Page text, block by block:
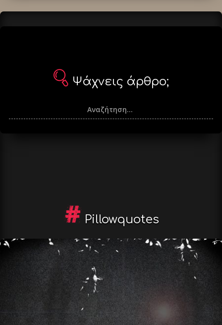
Ψάχνεις άρθρο;
Pillowquotes